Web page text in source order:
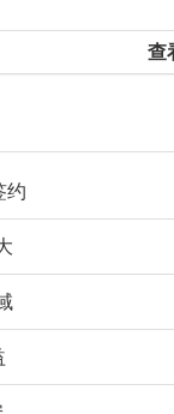
查
约